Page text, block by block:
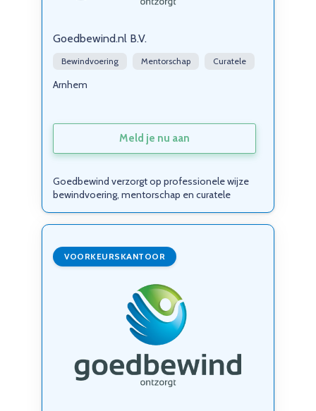
Goedbewind.nl B.V.
Bewindvoering Mentorschap Curatele
Arnhem
Meld je nu aan
Goedbewind verzorgt op professionele wijze
bewindvoering, mentorschap en curatele
VOORKEURSKANTOOR